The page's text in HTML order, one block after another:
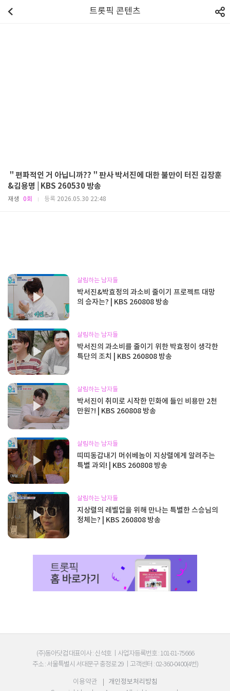
트롯픽 콘텐츠
＂편파적인 거 아닙니까??＂판사 박서진에 대한 불만이 터진 김장훈
&김용명 | KBS 260530 방송
재생 0회 | 등록 2026.05.30 22:48
살림하는 남자들
박서진&박효정의 과소비 줄이기 프로젝트 대망
의 승자는? | KBS 260808 방송
살림하는 남자들
박서진의 과소비를 줄이기 위한 박효정이 생각한
특단의 조치 | KBS 260808 방송
살림하는 남자들
박서진이 취미로 시작한 민화에 들인 비용만 2천
만원?! | KBS 260808 방송
살림하는 남자들
띠띠동갑내기 머쉬베놈이 지상렬에게 알려주는
특별 과외! | KBS 260808 방송
살림하는 남자들
지상렬의 레벨업을 위해 만나는 특별한 스승님의
정체는? | KBS 260808 방송
(주)동아닷컴 대표이사 : 신석호
사업자등록번호 : 101-81-75666
주소 : 서울특별시 서대문구 충정로 29
고객센터 : 02-360-0400(4번)
이용약관
| 개인정보처리방침